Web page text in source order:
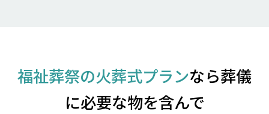
福祉葬祭の火葬式プランなら葬儀
に必要な物を含んで